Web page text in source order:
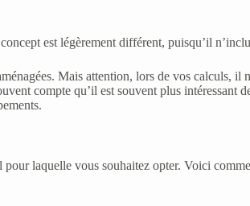
est légèrement différent, puisqu’il
Mais attention, lors de vos calculs,
compte qu’il est souvent plus intéressant
laquelle vous souhaitez opter. Voici